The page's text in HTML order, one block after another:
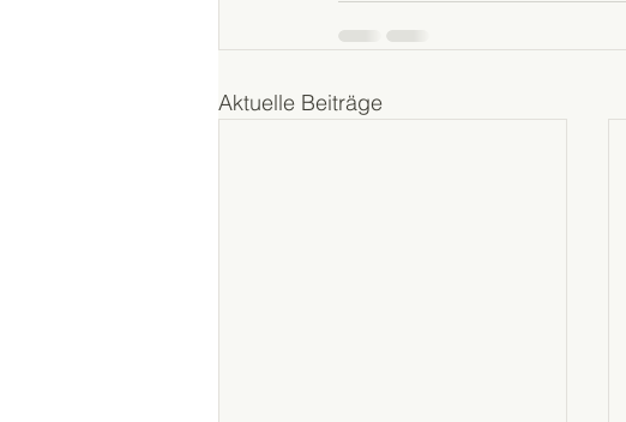
Aktuelle Beiträge